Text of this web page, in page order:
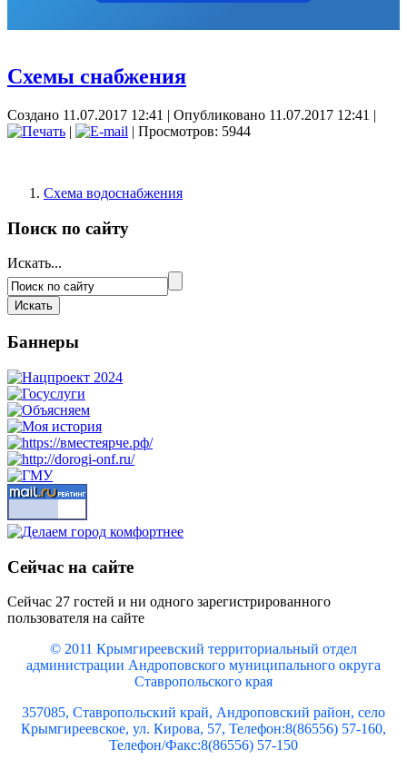
Схемы снабжения
Создано 11.07.2017 12:41 | Опубликовано 11.07.2017 12:41 |
|
| Просмотров: 5944
Схема водоснабжения
Поиск по сайту
Искать...
Баннеры
Сейчас на сайте
Сейчас 27 гостей и ни одного зарегистрированного
пользователя на сайте
© 2011 Крымгиреевский территориальный отдел
администрации Андроповского муниципального округа
Ставропольского края
357085, Ставропольский край, Андроповский район, село
Крымгиреевское, ул. Кирова, 57, Телефон:8(86556) 57-160,
Телефон/Факс:8(86556) 57-150